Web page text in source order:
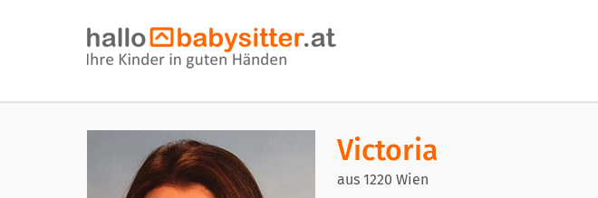
Victoria
aus 1220 Wien